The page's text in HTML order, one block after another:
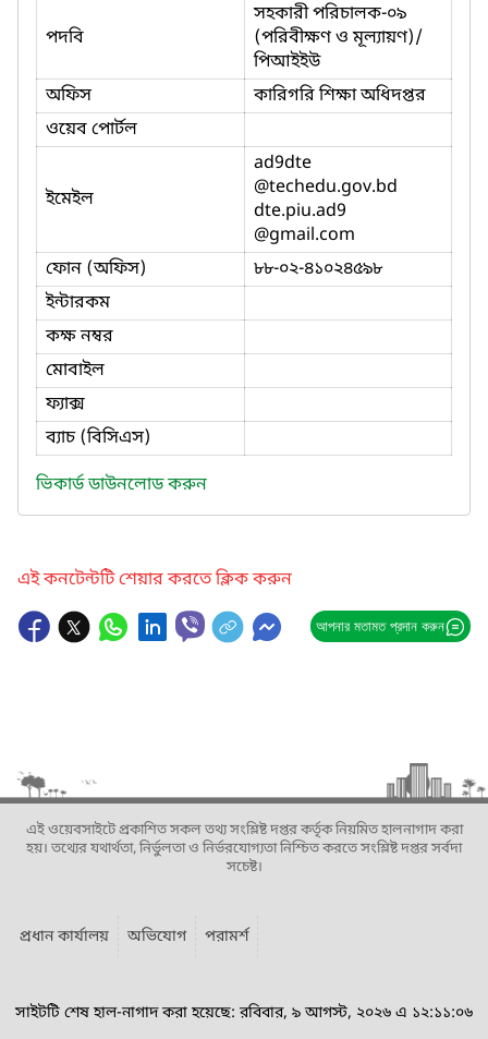
পদবি
সহকারী পরিচালক-০৯
(পরিবীক্ষণ ও মূল্যায়ণ)/
পিআইইউ
অফিস
কারিগরি শিক্ষা অধিদপ্তর
ওয়েব পোর্টল
ইমেইল
ad9dte
@techedu.gov.bd
dte.piu.ad9
@gmail.com
ফোন (অফিস)
৮৮-০২-৪১০২৪৫৯৮
ইন্টারকম
কক্ষ নম্বর
মোবাইল
ফ্যাক্স
ব্যাচ (বিসিএস)
ভিকার্ড ডাউনলোড করুন
এই কনটেন্টটি শেয়ার করতে ক্লিক করুন
আপনার মতামত প্রদান করুন
এই ওয়েবসাইটে প্রকাশিত সকল তথ্য সংশ্লিষ্ট দপ্তর কর্তৃক নিয়মিত হালনাগাদ করা
হয়। তথ্যের যথার্থতা, নির্ভুলতা ও নির্ভরযোগ্যতা নিশ্চিত করতে সংশ্লিষ্ট দপ্তর সর্বদা
সচেষ্ট।
প্রধান কার্যালয় অভিযোগ পরামর্শ
সাইটটি শেষ হাল-নাগাদ করা হয়েছে: রবিবার, ৯ আগস্ট, ২০২৬ এ ১২:১১:০৬